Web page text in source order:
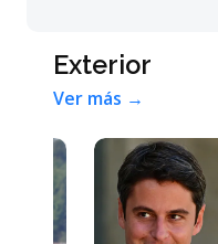
Exterior
Ver más →